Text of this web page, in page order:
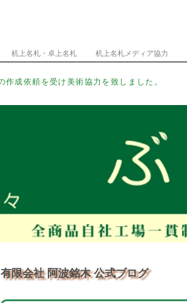
机上名札・卓上名札 机上名札メディア協力
有限会社 阿波銘木 公式ブログ